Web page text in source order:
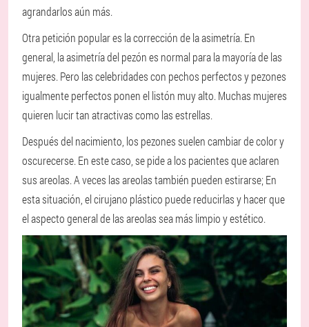
agrandarlos aún más.
Otra petición popular es la corrección de la asimetría. En
general, la asimetría del pezón es normal para la mayoría de las
mujeres. Pero las celebridades con pechos perfectos y pezones
igualmente perfectos ponen el listón muy alto. Muchas mujeres
quieren lucir tan atractivas como las estrellas.
Después del nacimiento, los pezones suelen cambiar de color y
oscurecerse. En este caso, se pide a los pacientes que aclaren
sus areolas. A veces las areolas también pueden estirarse; En
esta situación, el cirujano plástico puede reducirlas y hacer que
el aspecto general de las areolas sea más limpio y estético.